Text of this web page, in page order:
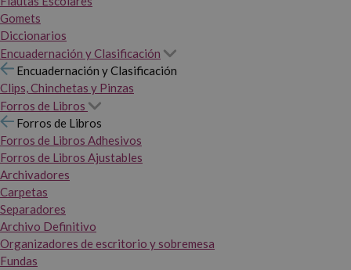
Gomets
Diccionarios
Encuadernación y Clasificación
Encuadernación y Clasificación
Clips, Chinchetas y Pinzas
Forros de Libros
Forros de Libros
Forros de Libros Adhesivos
Forros de Libros Ajustables
Archivadores
Carpetas
Separadores
Archivo Definitivo
Organizadores de escritorio y sobremesa
Fundas